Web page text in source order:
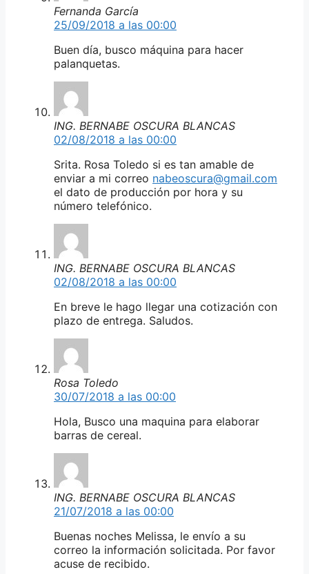
Fernanda García
25/09/2018 a las 00:00
Buen día, busco máquina para hacer
palanquetas.
ING. BERNABE OSCURA BLANCAS
02/08/2018 a las 00:00
Srita. Rosa Toledo si es tan amable de
enviar a mi correo nabeoscura@gmail.com
el dato de producción por hora y su
número telefónico.
ING. BERNABE OSCURA BLANCAS
02/08/2018 a las 00:00
En breve le hago llegar una cotización con
plazo de entrega. Saludos.
Rosa Toledo
30/07/2018 a las 00:00
Hola, Busco una maquina para elaborar
barras de cereal.
ING. BERNABE OSCURA BLANCAS
21/07/2018 a las 00:00
Buenas noches Melissa, le envío a su
correo la información solicitada. Por favor
acuse de recibido.